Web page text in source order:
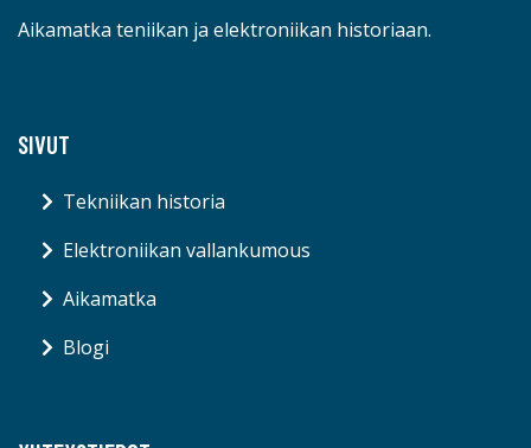
Aikamatka teniikan ja elektroniikan historiaan.
SIVUT
Tekniikan historia
Elektroniikan vallankumous
Aikamatka
Blogi